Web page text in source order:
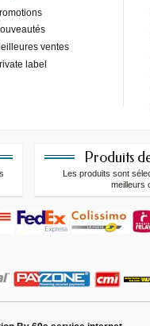
ventes
label
Produits
Les produits sont
meilleurs